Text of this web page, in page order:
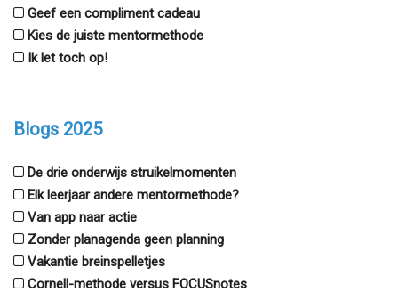
Geef een compliment cadeau
Kies de juiste mentormethode
Ik let toch op!
Blogs 2025
De drie onderwijs struikelmomenten
Elk leerjaar andere mentormethode?
Van app naar actie
Zonder planagenda geen planning
Vakantie breinspelletjes
Cornell-methode versus FOCUSnotes